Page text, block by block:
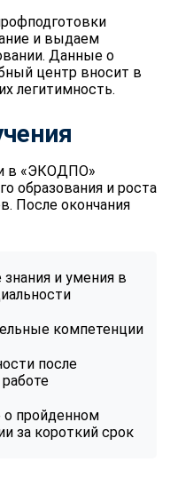
и выдаем
Данные о
центр вносит в
легитимность.
в «ЭКОДПО»
образования и роста
После окончания
и умения в
компетенции
после
о пройденном
за короткий срок